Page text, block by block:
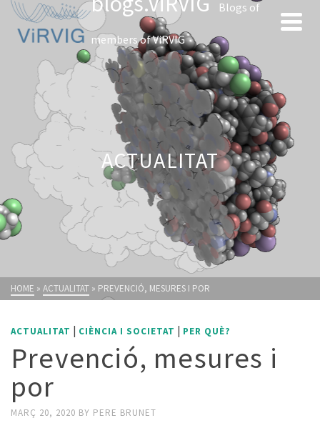
Blogs of
members of ViRVIG
ACTUALITAT
HOME » ACTUALITAT » PREVENCIÓ, MESURES I POR
ACTUALITAT | CIÈNCIA I SOCIETAT | PER QUÈ?
Prevenció, mesures i
por
MARÇ 20, 2020 BY PERE BRUNET